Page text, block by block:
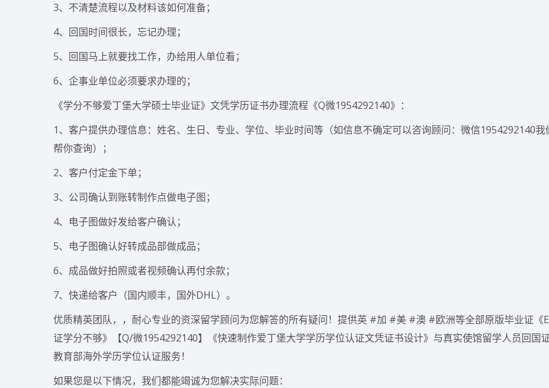
3、不清楚流程以及材料该如何准备；
4、回国时间很长，忘记办理；
5、回国马上就要找工作，办给用人单位看；
6、企事业单位必须要求办理的；
《学分不够爱丁堡大学硕士毕业证》文凭学历证书办理流程《Q微1954292140》：
1、客户提供办理信息：姓名、生日、专业、学位、毕业时间等（如信息不确定可以咨询顾问：微信1954292140我
帮你查询）；
2、客户付定金下单；
3、公司确认到账转制作点做电子图；
4、电子图做好发给客户确认；
5、电子图确认好转成品部做成品；
6、成品做好拍照或者视频确认再付余款；
7、快递给客户（国内顺丰，国外DHL）。
优质精英团队，，耐心专业的资深留学顾问为您解答的所有疑问！提供英 #加 #美 #澳 #欧洲等全部原版毕业证《
证学分不够》【Q/微1954292140】《快速制作爱丁堡大学学历学位认证文凭证书设计》与真实使馆留学人员回国
教育部海外学历学位认证服务！
如果您是以下情况，我们都能竭诚为您解决实际问题：